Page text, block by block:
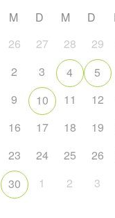
M D M D
26
27 28 29
2
3 4 5
9
10 11 12
16
17 18 19
23
24 25 26
30
1 2 3